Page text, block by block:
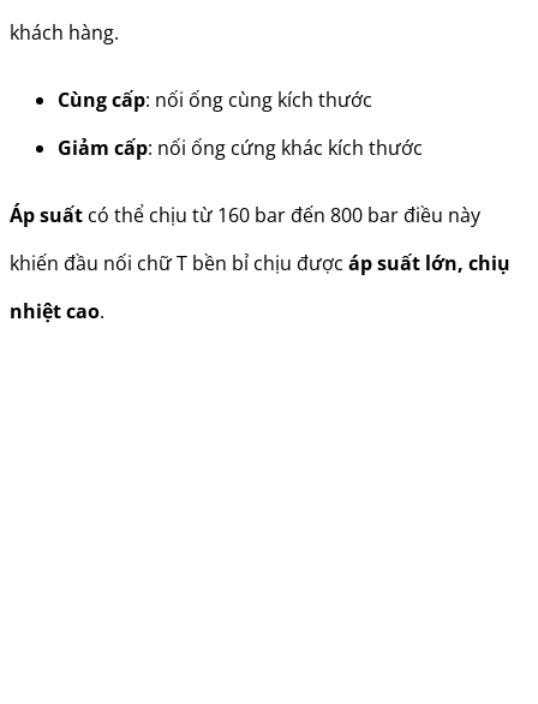
khách hàng.
Cùng cấp: nối ống cùng kích thước
Giảm cấp: nối ống cứng khác kích thước
Áp suất có thể chịu từ 160 bar đến 800 bar điều này
khiến đầu nối chữ T bền bỉ chịu được áp suất lớn, chiụ
nhiệt cao.